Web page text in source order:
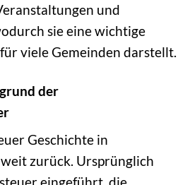
und
sie eine wichtige
viele Gemeinden darstellt.
der
Geschichte in
zurück. Ursprünglich